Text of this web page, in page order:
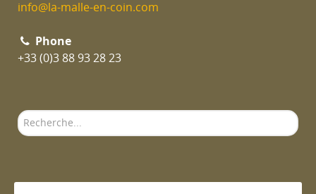
info@la-malle-en-coin.com
Phone
+33 (0)3 88 93 28 23
Rechercher